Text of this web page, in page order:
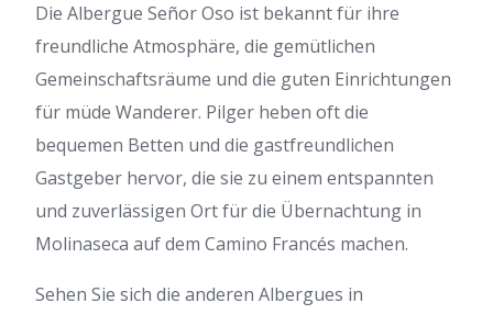
Die Albergue Señor Oso ist bekannt für ihre
freundliche Atmosphäre, die gemütlichen
Gemeinschaftsräume und die guten Einrichtungen
für müde Wanderer. Pilger heben oft die
bequemen Betten und die gastfreundlichen
Gastgeber hervor, die sie zu einem entspannten
und zuverlässigen Ort für die Übernachtung in
Molinaseca auf dem Camino Francés machen.
Sehen Sie sich die anderen Albergues in